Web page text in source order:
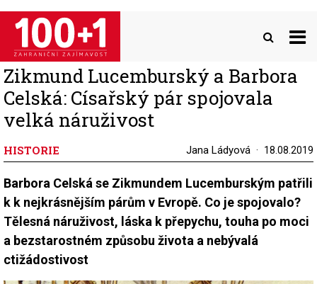
Přejít
hlavnímu
obsahu
Zikmund Lucemburský a Barbora
Celská: Císařský pár spojovala
velká náruživost
HISTORIE Jana Ládyová 18.08.2019
Barbora Celská se Zikmundem Lucemburským patřili
k k nejkrásnějším párům v Evropě. Co je spojovalo?
Tělesná náruživost, láska k přepychu, touha po moci
a bezstarostném způsobu života a nebývalá
ctižádostivost